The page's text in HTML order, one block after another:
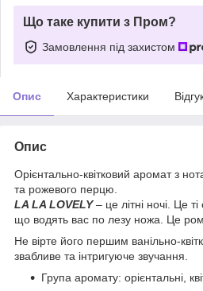
Що таке купити з Пром?
Замовлення під захистом
Опис Характеристики
Опис
Орієнтально-квітковий аромат з
та рожевого перцю.
LA LA LOVELY– це літні ночі. Це
що водять вас по лезу ножа. Це
Не вірте його першим ванільно-
звабливе та інтригуюче звучання.
Група аромату: орієнтальні,